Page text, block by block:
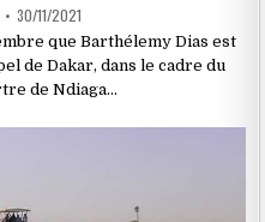
30/11/2021
que Barthélemy Dias est
de Dakar, dans le cadre du
de Ndiaga…